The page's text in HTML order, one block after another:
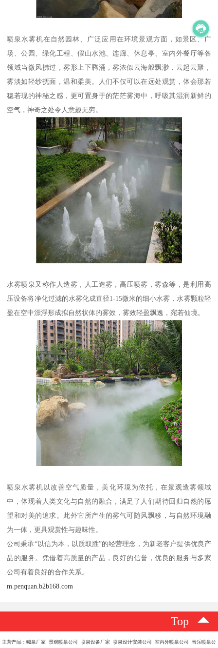
喷泉水雾机在自然园林、广泛应用在环境景观方面，如景区、广
场、公园、绿化工程、假山水池、连廊、休息亭、室内外餐厅等各
领域当微风拂过，雾形上下腾涌，雾浓似云海般飘渺，云起云聚，
雾淡如轻纱抚面，温和柔美。人们不仅可以在远处观赏，体会那若
稳若现的神秘之感，更可置身于的茫茫雾海中，呼吸其湿润新鲜的
空气，神奇之处令人意趣无穷。
水雾喷泉又称作人造雾，人工造雾，高压喷雾，雾森等，是利用高
压设备将净化过滤的水雾化成直径1-15微米的细小水雾，水雾颗粒轻
盈在空中漂浮形成拟自然状体的雾效，雾效轻盈飘逸，宛若仙境。
喷泉水雾机以改善空气质量，美化环境为依托，在景观造雾领域
中，体现着人类文化与自然的融合，满足了人们期待回归自然的愿
望和对美的追求。此外它所产生的雾气可随风飘移，与自然环境融
为一体，更具观赏性与趣味性。
公司秉承“以信为本，以质取胜”的经营理念，为新老客户提供优良产
品的服务。凭借着高质量的产品，良好的信誉，优良的服务与多家
公司有着良好的合作关系。
m.penquan.b2b168.com
Top
主营产品：喊泉厂家 景观喷泉公司 喷泉设备厂家 喷泉设计安装公司 室内外喷泉公司 音乐喷泉公